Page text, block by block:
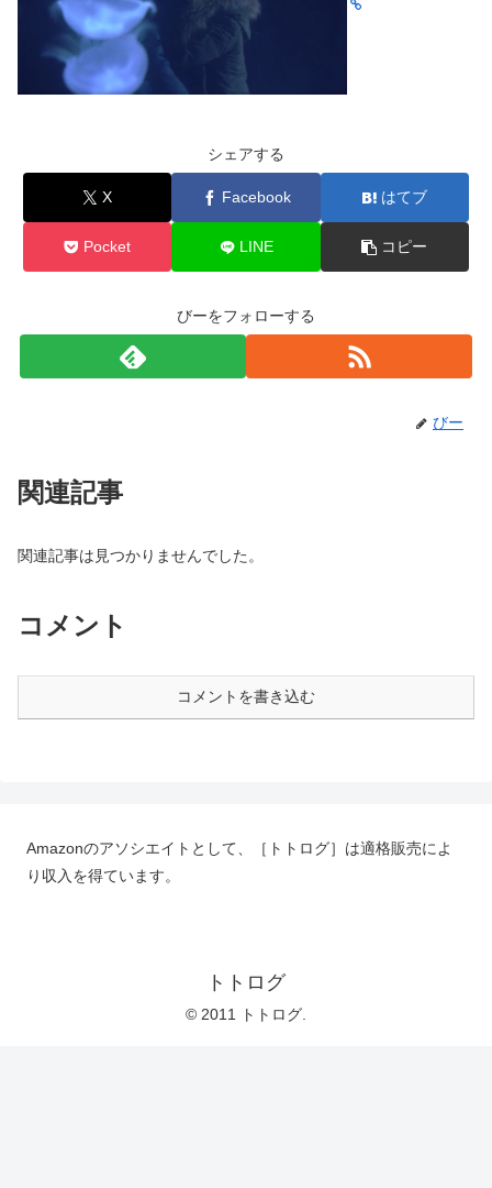
シェアする
X Facebook はてブ
Pocket LINE コピー
びーをフォローする
びー
関連記事
関連記事は見つかりませんでした。
コメント
コメントを書き込む
Amazonのアソシエイトとして、［トトログ］は適格販売によ
り収入を得ています。
トトログ
© 2011 トトログ.